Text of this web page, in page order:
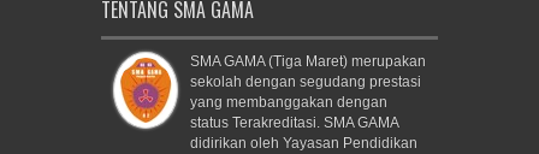
TENTANG SMA GAMA
SMA GAMA (Tiga Maret) merupakan
sekolah dengan segudang prestasi
yang membanggakan dengan
status Terakreditasi. SMA GAMA
didirikan oleh Yayasan Pendidikan